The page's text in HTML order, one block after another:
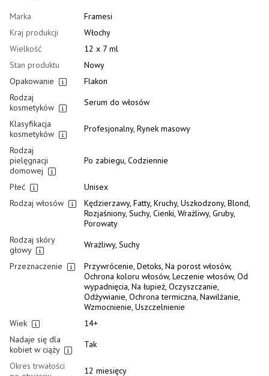
Marka
Framesi
Kraj produkcji
Włochy
Wielkość
12 x 7 ml
Stan produktu
Nowy
Opakowanie
Flakon
Rodzaj
kosmetyków
Serum do włosów
Klasyfikacja
kosmetyków
Profesjonalny, Rynek masowy
Rodzaj
pielęgnacji
domowej
Po zabiegu, Codziennie
Płeć
Unisex
Rodzaj włosów
Kędzierzawy, Fatty, Kruchy, Uszkodzony, Blond,
Rozjaśniony, Suchy, Cienki, Wrażliwy, Gruby,
Porowaty
Rodzaj skóry
głowy
Wrażliwy, Suchy
Przeznaczenie
Przywrócenie, Detoks, Na porost włosów,
Ochrona koloru włosów, Leczenie włosów, Od
wypadnięcia, Na łupież, Oczyszczanie,
Odżywianie, Ochrona termiczna, Nawilżanie,
Wzmocnienie, Uszczelnienie
Wiek
14+
Nadaje się dla
kobiet w ciąży
Tak
Okres trwałości
12 miesięcy